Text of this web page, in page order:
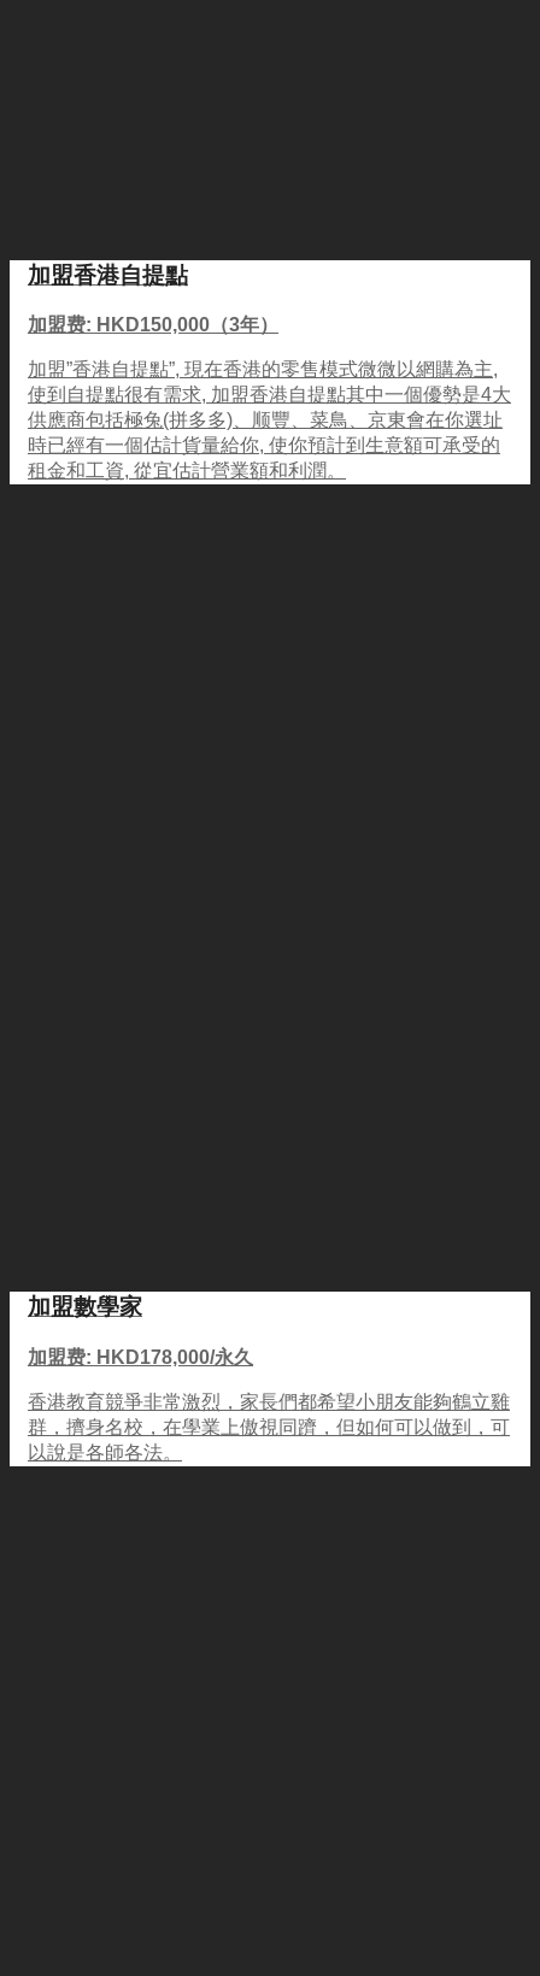
加盟香港自提點
加盟费: HKD150,000（3年）
加盟”香港自提點”, 現在香港的零售模式微微以網購為主,
使到自提點很有需求, 加盟香港自提點其中一個優勢是4大
供應商包括極兔(拼多多)、顺豐、菜鳥、京東會在你選址
時已經有一個估計貨量給你, 使你預計到生意額可承受的
租金和工資, 從宜估計營業額和利潤。
加盟數學家
加盟费: HKD178,000/永久
香港教育競爭非常激烈，家長們都希望小朋友能夠鶴立雞
群，擠身名校，在學業上傲視同躋，但如何可以做到，可
以說是各師各法。